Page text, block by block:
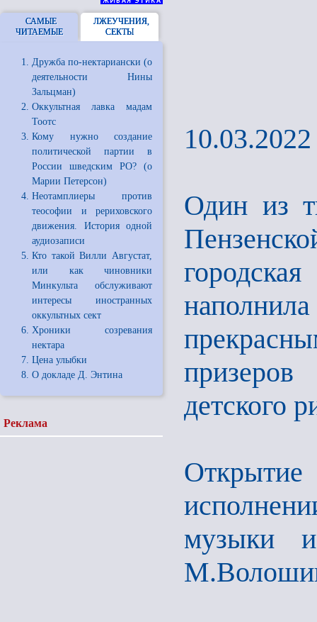
САМЫЕ
ЧИТАЕМЫЕ
ЛЖЕУЧЕНИЯ,
СЕКТЫ
Дружба по-нектариански (о
деятельности Нины
Зальцман)
Оккультная лавка мадам
Тоотс
Кому нужно создание
политической партии в
России шведским РО? (о
Марии Петерсон)
Неотамплиеры против
теософии и рериховского
движения. История одной
аудиозаписи
Кто такой Вилли Августат,
или как чиновники
Минкульта обслуживают
интересы иностранных
оккультных сект
Хроники созревания
нектара
Цена улыбки
О докладе Д. Энтина
Реклама
10.03.2022
Один из
детского
музыки